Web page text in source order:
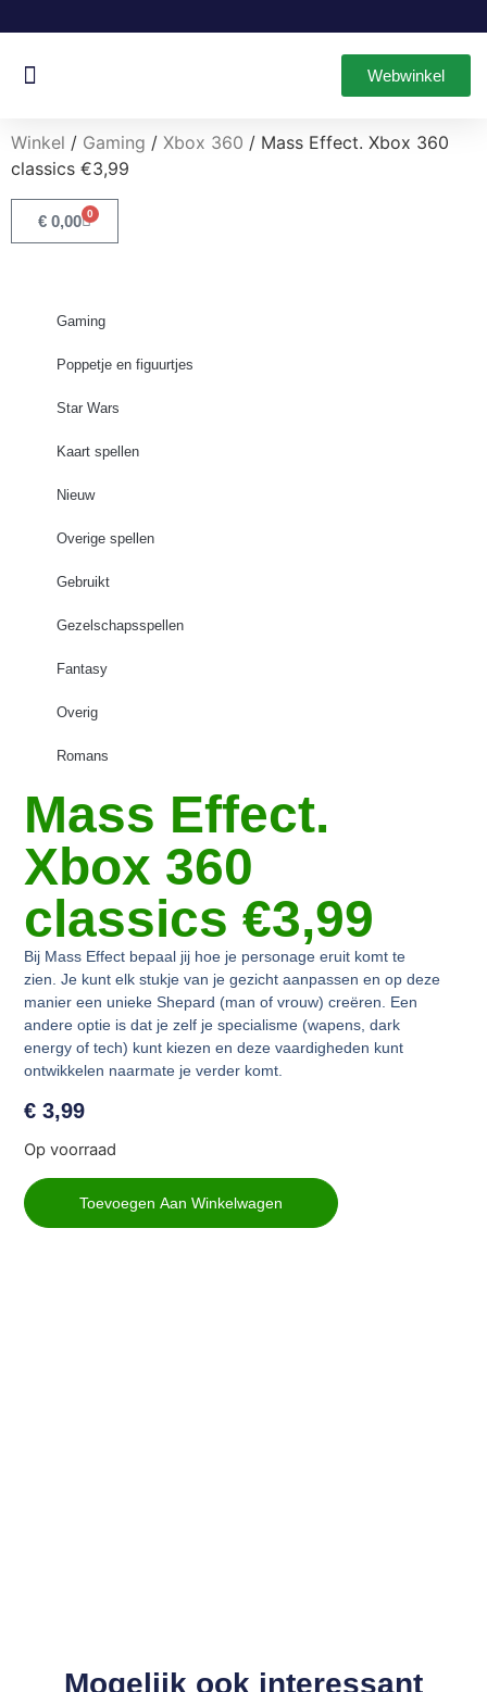
Webwinkel
Winkel / Gaming / Xbox 360 / Mass Effect. Xbox 360
classics €3,99
€ 0,00 0
Gaming
Poppetje en figuurtjes
Star Wars
Kaart spellen
Nieuw
Overige spellen
Gebruikt
Gezelschapsspellen
Fantasy
Overig
Romans
Mass Effect.
Xbox 360
classics €3,99
Bij Mass Effect bepaal jij hoe je personage eruit komt te
zien. Je kunt elk stukje van je gezicht aanpassen en op deze
manier een unieke Shepard (man of vrouw) creëren. Een
andere optie is dat je zelf je specialisme (wapens, dark
energy of tech) kunt kiezen en deze vaardigheden kunt
ontwikkelen naarmate je verder komt.
€ 3,99
Op voorraad
Toevoegen Aan Winkelwagen
Mogelijk ook interessant